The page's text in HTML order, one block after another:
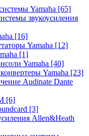
Yamaha [65]
звукоусиления
[16]
Yamaha [12]
[1]
Yamaha [40]
Yamaha [23]
Audinate Dante
[6]
[3]
Allen&Heath